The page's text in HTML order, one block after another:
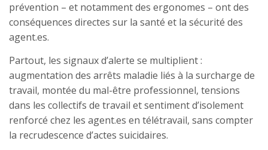
prévention – et notamment des ergonomes – ont des
conséquences directes sur la santé et la sécurité des
agent.es.
Partout, les signaux d’alerte se multiplient :
augmentation des arrêts maladie liés à la surcharge de
travail, montée du mal-être professionnel, tensions
dans les collectifs de travail et sentiment d’isolement
renforcé chez les agent.es en télétravail, sans compter
la recrudescence d’actes suicidaires.